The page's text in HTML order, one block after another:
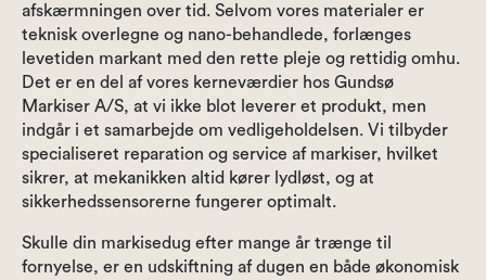
afskærmningen over tid. Selvom vores materialer er
teknisk overlegne og nano-behandlede, forlænges
levetiden markant med den rette pleje og rettidig omhu.
Det er en del af vores kerneværdier hos Gundsø
Markiser A/S, at vi ikke blot leverer et produkt, men
indgår i et samarbejde om vedligeholdelsen. Vi tilbyder
specialiseret reparation og service af markiser, hvilket
sikrer, at mekanikken altid kører lydløst, og at
sikkerhedssensorerne fungerer optimalt.
Skulle din markisedug efter mange år trænge til
fornyelse, er en udskiftning af dugen en både økonomisk